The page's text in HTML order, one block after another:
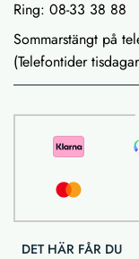
Ring: 08-33 38 88
Sommarstängt på
(Telefontider
DET HÄR FÅR DU